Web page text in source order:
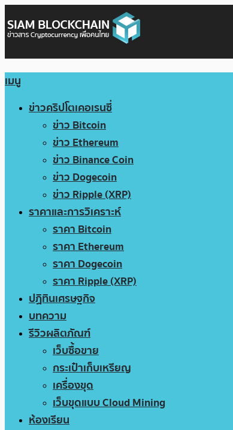
เมนู
ข่าวคริปโตเคอเรนซี่
ข่าว Bitcoin
ข่าว Ethereum
ข่าว Binance Coin
ข่าว Dogecoin
ข่าว Ripple (XRP)
ราคาและการวิเคราะห์
ราคา Bitcoin
ราคา Ethereum
ราคา Dogecoin
ราคา Ripple (XRP)
ปฏิทินเศรษฐกิจ
บทความ
รีวิวผลิตภัณฑ์
เว็บซื้อขาย
กระเป๋าเก็บเหรียญ
เครื่องขุด
เว็บขุดแบบ Cloud Mining
ห้องเรียน